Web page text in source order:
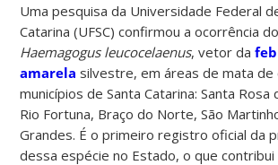
Uma pesquisa da Universidade Federal
Catarina (UFSC) confirmou a ocorrência
Haemagogus leucocelaenus, vetor da
amarela silvestre, em áreas de mata de
municípios de Santa Catarina: Santa Rosa
Rio Fortuna, Braço do Norte, São
Grandes. É o primeiro registro oficial da
dessa espécie no Estado, o que contribui